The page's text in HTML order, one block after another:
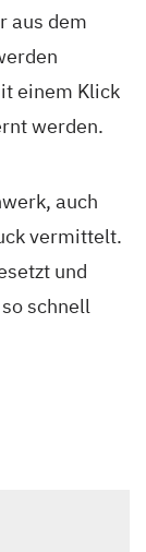
aus dem
einem Klick
werden.
auch
vermittelt.
und
schnell